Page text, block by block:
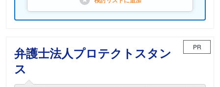
弁護士法人プロテクトスタン
ス
PR